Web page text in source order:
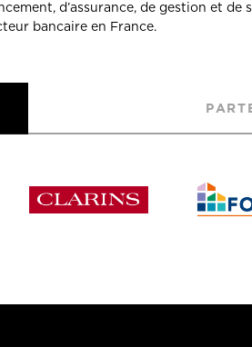
d’assurance, de gestion et de
bancaire en France.